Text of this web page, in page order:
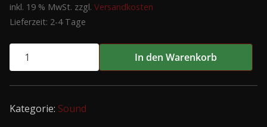
inkl. 19 % MwSt. zzgl. Versandkosten
Lieferzeit: 2-4 Tage
Nexo
-
false
In den Warenkorb
Kategorie: Sound